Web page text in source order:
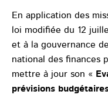
En application des
loi modifiée du 12
et à la gouvernance
national des finances
mettre à jour son «
prévisions